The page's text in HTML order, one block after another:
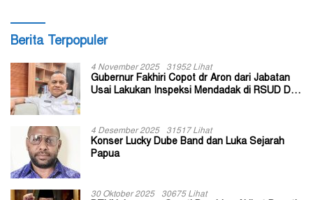
Berita Terpopuler
4 November 2025 31952 Lihat
Gubernur Fakhiri Copot dr Aron dari Jabatan
Usai Lakukan Inspeksi Mendadak di RSUD Dok
4 Desember 2025 31517 Lihat
Konser Lucky Dube Band dan Luka Sejarah
Papua
30 Oktober 2025 30675 Lihat